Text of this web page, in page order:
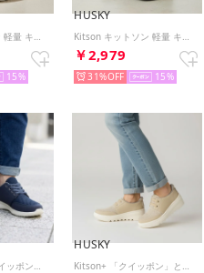
15
HUSKY
￥2,979
31% 15
HUSKY